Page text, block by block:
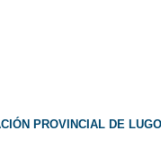
PROVINCIAL DE LUGO